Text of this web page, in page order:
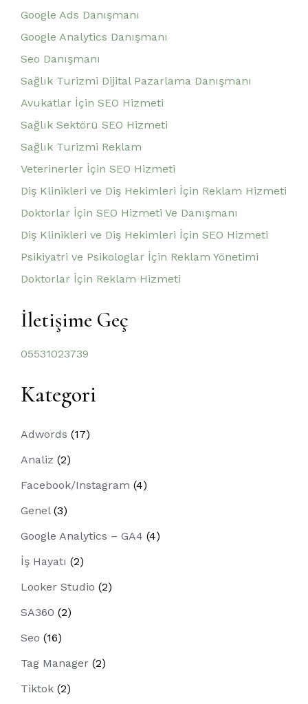
Google Ads Danışmanı
Google Analytics Danışmanı
Seo Danışmanı
Sağlık Turizmi Dijital Pazarlama Danışmanı
Avukatlar İçin SEO Hizmeti
Sağlık Sektörü SEO Hizmeti
Sağlık Turizmi Reklam
Veterinerler İçin SEO Hizmeti
Diş Klinikleri ve Diş Hekimleri İçin Reklam Hizmeti
Doktorlar İçin SEO Hizmeti Ve Danışmanı
Diş Klinikleri ve Diş Hekimleri İçin SEO Hizmeti
Psikiyatri ve Psikologlar İçin Reklam Yönetimi
Doktorlar İçin Reklam Hizmeti
İletişime Geç
05531023739
Kategori
Adwords (17)
Analiz (2)
Facebook/Instagram (4)
Genel(3)
Google Analytics – GA4 (4)
İş Hayatı (2)
Looker Studio (2)
SA360 (2)
Seo (16)
Tag Manager (2)
Tiktok (2)